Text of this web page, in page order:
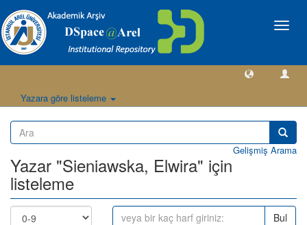
Geçiş
Yazara göre listeleme
Gelişmiş Arama
Yazar "Sieniawska, Elwira" için
listeleme
Bul